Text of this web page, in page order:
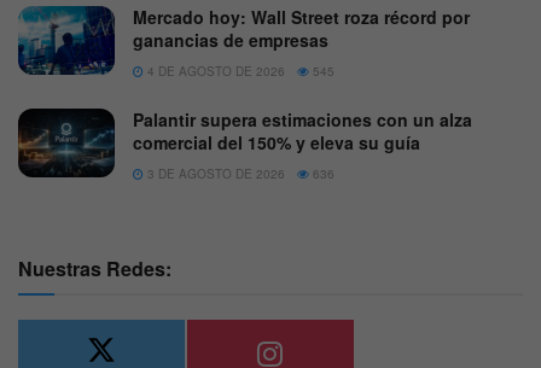
Mercado hoy: Wall Street roza récord por
ganancias de empresas
4 DE AGOSTO DE 2026 545
Palantir supera estimaciones con un alza
comercial del 150% y eleva su guía
3 DE AGOSTO DE 2026 636
Nuestras Redes: